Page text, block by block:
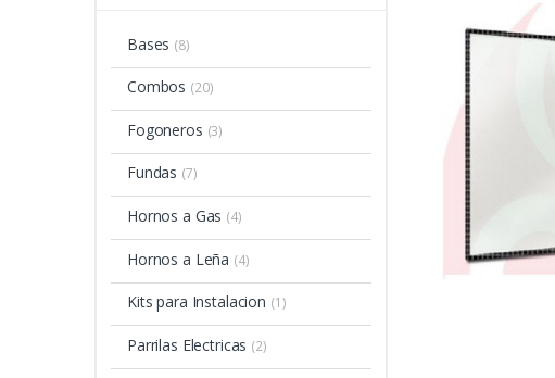
Bases (8)
Combos (20)
Fogoneros (3)
Fundas (7)
Hornos a Gas (4)
Hornos a Leña (4)
Kits para Instalacion (1)
Parrilas Electricas (2)